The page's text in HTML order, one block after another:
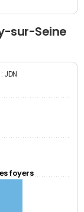
sur-Seine
JDN
foyers